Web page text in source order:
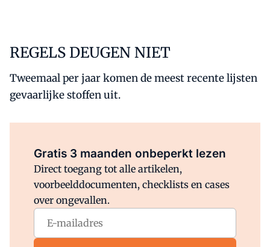
REGELS DEUGEN NIET
Tweemaal per jaar komen de meest recente lijsten
gevaarlijke stoffen uit.
Gratis 3 maanden onbeperkt lezen
Direct toegang tot alle artikelen,
voorbeelddocumenten, checklists en cases
over ongevallen.